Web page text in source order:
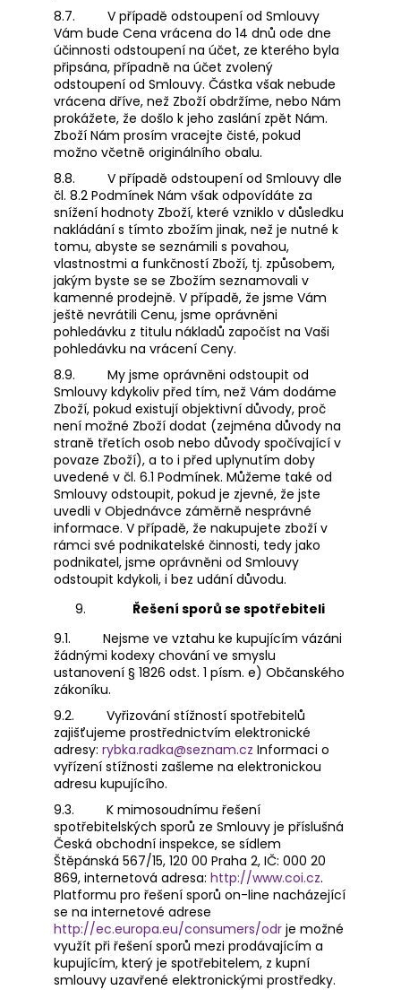
8.7.
V případě odstoupení od Smlouvy
Vám bude Cena vrácena do 14 dnů ode dne
účinnosti odstoupení na účet, ze kterého byla
připsána, případně na účet zvolený
odstoupení od Smlouvy. Částka však nebude
vrácena dříve, než Zboží obdržíme, nebo Nám
prokážete, že došlo k jeho zaslání zpět Nám.
Zboží Nám prosím vracejte čisté, pokud
možno včetně originálního obalu.
8.8.
V případě odstoupení od Smlouvy dle
čl. 8.2 Podmínek Nám však odpovídáte za
snížení hodnoty Zboží, které vzniklo v důsledku
nakládání s tímto zbožím jinak, než je nutné k
tomu, abyste se seznámili s povahou,
vlastnostmi a funkčností Zboží, tj. způsobem,
jakým byste se se Zbožím seznamovali v
kamenné prodejně. V případě, že jsme Vám
ještě nevrátili Cenu, jsme oprávněni
pohledávku z titulu nákladů započíst na Vaši
pohledávku na vrácení Ceny.
8.9.
My jsme oprávněni odstoupit od
Smlouvy kdykoliv před tím, než Vám dodáme
Zboží, pokud existují objektivní důvody, proč
není možné Zboží dodat (zejména důvody na
straně třetích osob nebo důvody spočívající v
povaze Zboží), a to i před uplynutím doby
uvedené v čl. 6.1 Podmínek. Můžeme také od
Smlouvy odstoupit, pokud je zjevné, že jste
uvedli v Objednávce záměrně nesprávné
informace. V případě, že nakupujete zboží v
rámci své podnikatelské činnosti, tedy jako
podnikatel, jsme oprávněni od Smlouvy
odstoupit kdykoli, i bez udání důvodu.
Řešení sporů se spotřebiteli
9.1.
Nejsme ve vztahu ke kupujícím vázáni
žádnými kodexy chování ve smyslu
ustanovení § 1826 odst. 1 písm. e) Občanského
zákoníku.
9.2.
Vyřizování stížností spotřebitelů
zajišťujeme prostřednictvím elektronické
adresy: rybka.radka@seznam.cz Informaci o
vyřízení stížnosti zašleme na elektronickou
adresu kupujícího.
9.3.
K mimosoudnímu řešení
spotřebitelských sporů ze Smlouvy je příslušná
Česká obchodní inspekce, se sídlem
Štěpánská 567/15, 120 00 Praha 2, IČ: 000 20
869, internetová adresa: http://www.coi.cz.
Platformu pro řešení sporů on-line nacházející
se na internetové adrese
http://ec.europa.eu/consumers/odr je možné
využít při řešení sporů mezi prodávajícím a
kupujícím, který je spotřebitelem, z kupní
smlouvy uzavřené elektronickými prostředky.